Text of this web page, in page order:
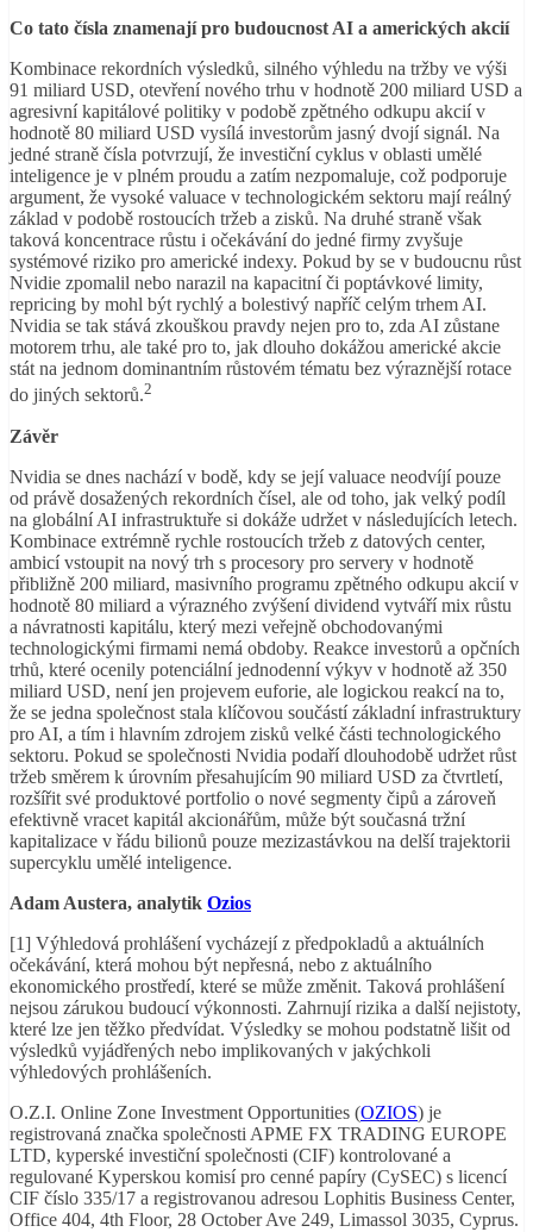
Co tato čísla znamenají pro budoucnost AI a amerických akcií
Kombinace rekordních výsledků, silného výhledu na tržby ve výši
91 miliard USD, otevření nového trhu v hodnotě 200 miliard USD a
agresivní kapitálové politiky v podobě zpětného odkupu akcií v
hodnotě 80 miliard USD vysílá investorům jasný dvojí signál. Na
jedné straně čísla potvrzují, že investiční cyklus v oblasti umělé
inteligence je v plném proudu a zatím nezpomaluje, což podporuje
argument, že vysoké valuace v technologickém sektoru mají reálný
základ v podobě rostoucích tržeb a zisků. Na druhé straně však
taková koncentrace růstu i očekávání do jedné firmy zvyšuje
systémové riziko pro americké indexy. Pokud by se v budoucnu růst
Nvidie zpomalil nebo narazil na kapacitní či poptávkové limity,
repricing by mohl být rychlý a bolestivý napříč celým trhem AI.
Nvidia se tak stává zkouškou pravdy nejen pro to, zda AI zůstane
motorem trhu, ale také pro to, jak dlouho dokážou americké akcie
stát na jednom dominantním růstovém tématu bez výraznější rotace
do jiných sektorů.2
Závěr
Nvidia se dnes nachází v bodě, kdy se její valuace neodvíjí pouze
od právě dosažených rekordních čísel, ale od toho, jak velký podíl
na globální AI infrastruktuře si dokáže udržet v následujících letech.
Kombinace extrémně rychle rostoucích tržeb z datových center,
ambicí vstoupit na nový trh s procesory pro servery v hodnotě
přibližně 200 miliard, masivního programu zpětného odkupu akcií v
hodnotě 80 miliard a výrazného zvýšení dividend vytváří mix růstu
a návratnosti kapitálu, který mezi veřejně obchodovanými
technologickými firmami nemá obdoby. Reakce investorů a opčních
trhů, které ocenily potenciální jednodenní výkyv v hodnotě až 350
miliard USD, není jen projevem euforie, ale logickou reakcí na to,
že se jedna společnost stala klíčovou součástí základní infrastruktury
pro AI, a tím i hlavním zdrojem zisků velké části technologického
sektoru. Pokud se společnosti Nvidia podaří dlouhodobě udržet růst
tržeb směrem k úrovním přesahujícím 90 miliard USD za čtvrtletí,
rozšířit své produktové portfolio o nové segmenty čipů a zároveň
efektivně vracet kapitál akcionářům, může být současná tržní
kapitalizace v řádu bilionů pouze mezizastávkou na delší trajektorii
supercyklu umělé inteligence.
Adam Austera, analytik Ozios
[1] Výhledová prohlášení vycházejí z předpokladů a aktuálních
očekávání, která mohou být nepřesná, nebo z aktuálního
ekonomického prostředí, které se může změnit. Taková prohlášení
nejsou zárukou budoucí výkonnosti. Zahrnují rizika a další nejistoty,
které lze jen těžko předvídat. Výsledky se mohou podstatně lišit od
výsledků vyjádřených nebo implikovaných v jakýchkoli
výhledových prohlášeních.
O.Z.I. Online Zone Investment Opportunities (OZIOS) je
registrovaná značka společnosti APME FX TRADING EUROPE
LTD, kyperské investiční společnosti (CIF) kontrolované a
regulované Kyperskou komisí pro cenné papíry (CySEC) s licencí
CIF číslo 335/17 a registrovanou adresou Lophitis Business Center,
Office 404, 4th Floor, 28 October Ave 249, Limassol 3035, Cyprus.